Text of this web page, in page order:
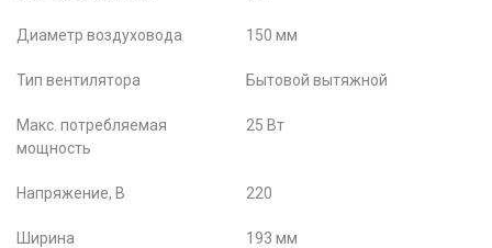
Диаметр воздуховода 150 мм
Тип вентилятора Бытовой вытяжной
Макс. потребляемая
мощность
25 Вт
Напряжение, В 220
Ширина 193 мм